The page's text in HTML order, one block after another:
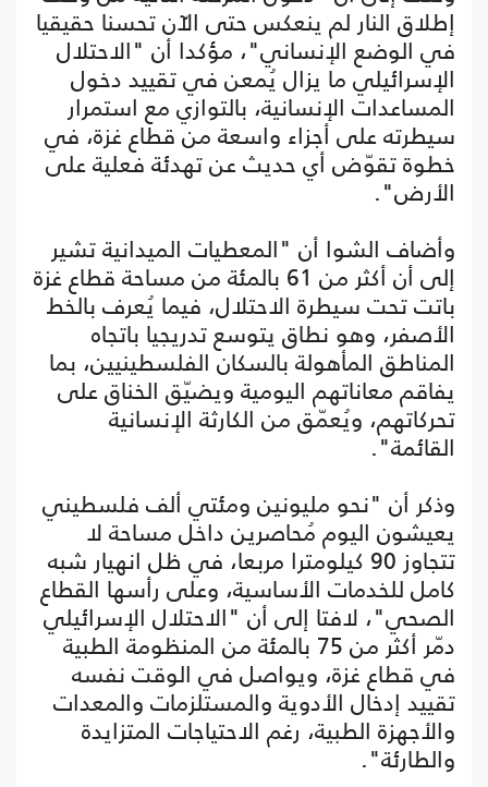
إطلاق النار لم ينعكس حتى الآن تحسنا حقيقيا
في الوضع الإنساني"، مؤكدا أن "الاحتلال
الإسرائيلي ما يزال يُمعن في تقييد دخول
المساعدات الإنسانية، بالتوازي مع استمرار
سيطرته على أجزاء واسعة من قطاع غزة، في
خطوة تقوّض أي حديث عن تهدئة فعلية على
الأرض".
وأضاف الشوا أن "المعطيات الميدانية تشير
إلى أن أكثر من 61 بالمئة من مساحة قطاع غزة
باتت تحت سيطرة الاحتلال، فيما يُعرف بالخط
الأصفر، وهو نطاق يتوسع تدريجيا باتجاه
المناطق المأهولة بالسكان الفلسطينيين، بما
يفاقم معاناتهم اليومية ويضيّق الخناق على
تحركاتهم، ويُعمّق من الكارثة الإنسانية
القائمة".
وذكر أن "نحو مليونين ومئتي ألف فلسطيني
يعيشون اليوم مُحاصرين داخل مساحة لا
تتجاوز 90 كيلومترا مربعا، في ظل انهيار شبه
كامل للخدمات الأساسية، وعلى رأسها القطاع
الصحي"، لافتا إلى أن "الاحتلال الإسرائيلي
دمّر أكثر من 75 بالمئة من المنظومة الطبية
في قطاع غزة، ويواصل في الوقت نفسه
تقييد إدخال الأدوية والمستلزمات والمعدات
والأجهزة الطبية، رغم الاحتياجات المتزايدة
والطارئة".